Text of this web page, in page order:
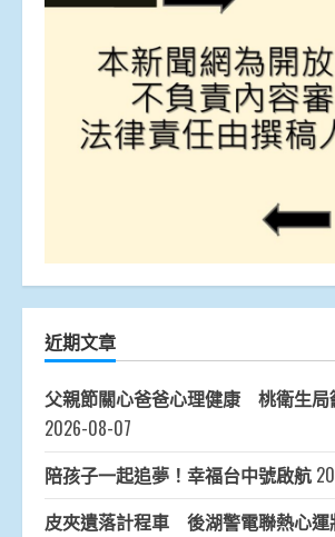
近期文章
父親節關心爸爸心理健康 桃衛生局
2026-08-07
陪孩子一起追夢！幸福台中號啟航
皮夾遺落計程車 後湖警電聯熱心運